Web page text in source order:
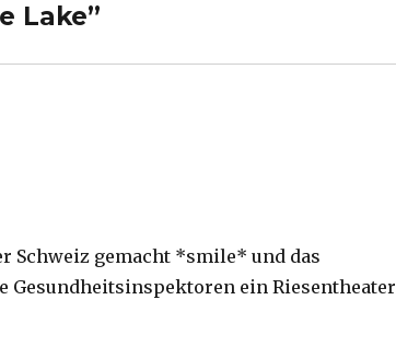
Lake”
Schweiz gemacht *smile* und das
Gesundheitsinspektoren ein Riesentheater